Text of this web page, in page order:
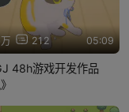
212 05:09
48h游戏开发作品